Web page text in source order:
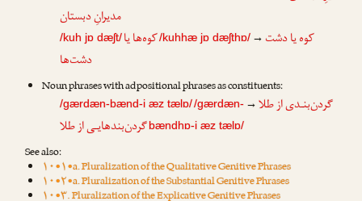
مدیرانِ دبستان
/kuh jɒ dæʃt/ کوه یا دشت→
/kuhhæ jɒ dæʃthɒ/کوه‌ها یا
دشت‌ها
Noun phrases with adpositional phrases as constituents:
/gærdæn-bænd-i æz tælɒ/ گردن‌بنـدی از طلا→
/gærdæn-
bændhɒ-i æz tælɒ/گردن‌بندهایـی از طلا
See also:
۱۰•۱•a. Pluralization of the Qualitative Genitive Phrases
۱۰•۲•a. Pluralization of the Substantial Genitive Phrases